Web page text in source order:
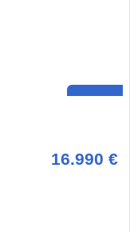
16.990 €